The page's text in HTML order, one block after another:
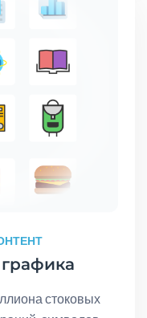
стоковых